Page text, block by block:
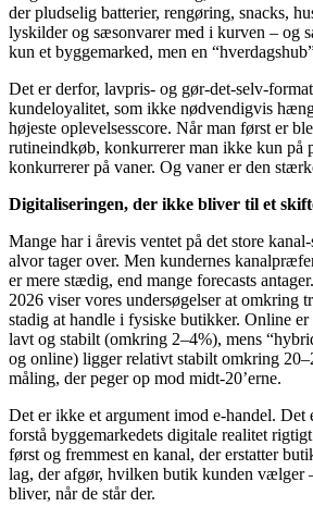
der pludselig batterier, rengøring, snacks,
lyskilder og sæsonvarer med i kurven – og
kun et byggemarked, men en
Det er derfor, lavpris- og gør-det-selv-
kundeloyalitet, som ikke nødvendigvis
højeste oplevelsesscore. Når man først er
rutineindkøb, konkurrerer man ikke kun på
konkurrerer på vaner. Og vaner er den
Digitaliseringen, der ikke bliver til et
Mange har i årevis ventet på det store
alvor tager over. Men kundernes
er mere stædig, end mange forecasts
2026 viser vores undersøgelser at omkring
stadig at handle i fysiske butikker. Online
lavt og stabilt (omkring 2–4%), mens
og online) ligger relativt stabilt omkring
måling, der peger op mod midt-20’erne.
Det er ikke et argument imod e-handel. Det
forstå byggemarkedets digitale realitet
først og fremmest en kanal, der erstatter
lag, der afgør, hvilken butik kunden vælger
bliver, når de står der.